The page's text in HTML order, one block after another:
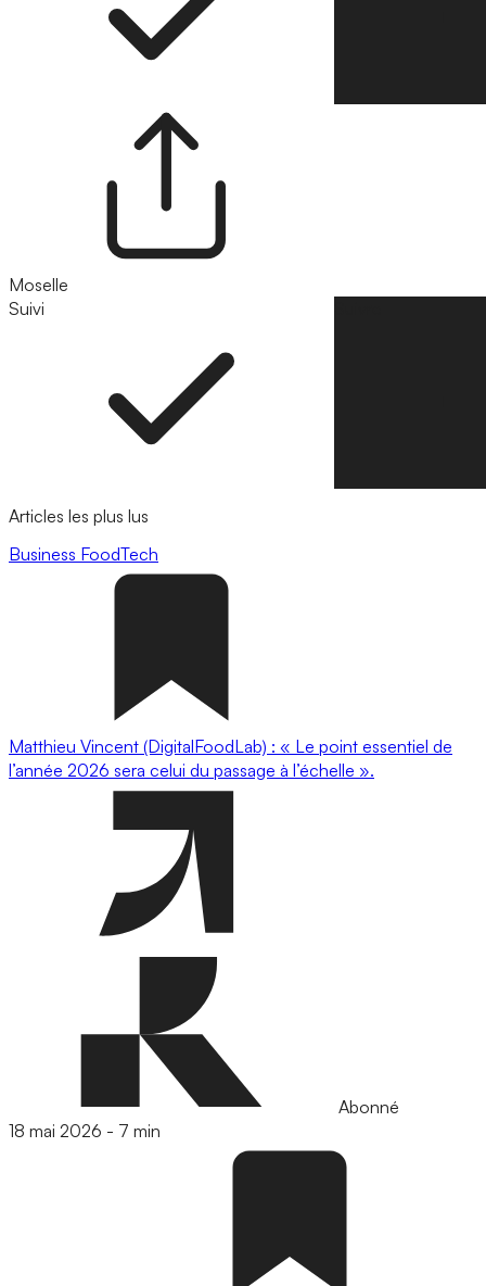
Moselle
Suivi
Articles les plus lus
Business FoodTech
Matthieu Vincent (DigitalFoodLab) : « Le point essentiel de
l’année 2026 sera celui du passage à l’échelle ».
Abonné
18 mai 2026 - 7 min